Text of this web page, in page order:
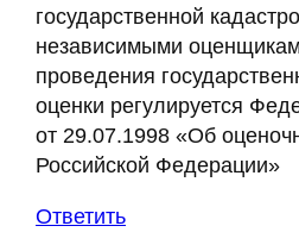
государственной
независимыми
проведения
оценки регулируется
от 29.07.1998 «Об
Российской Федерации»
Ответить